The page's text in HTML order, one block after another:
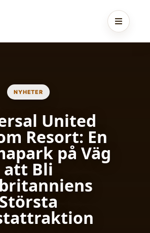
NYHETER
United
Resort: En
på Väg
att Bli
Största